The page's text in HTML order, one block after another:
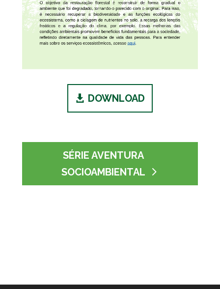
DOWNLOAD
SÉRIE AVENTURA
SOCIOAMBIENTAL